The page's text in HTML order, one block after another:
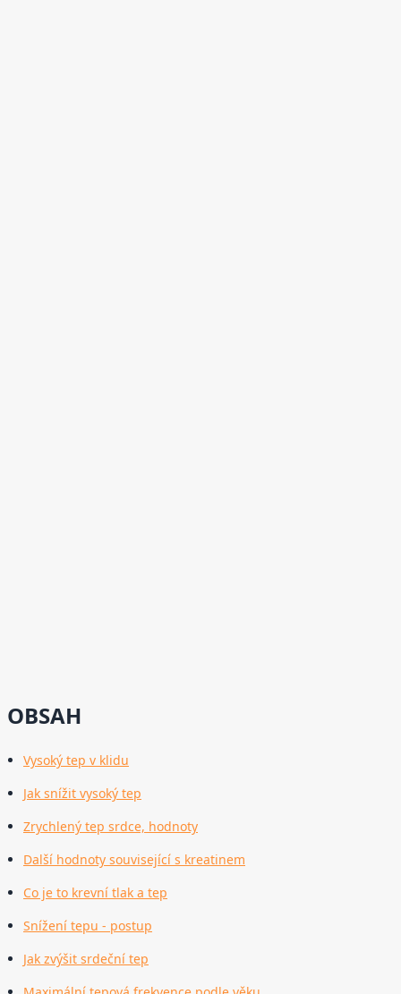
OBSAH
Vysoký tep v klidu
Jak snížit vysoký tep
Zrychlený tep srdce, hodnoty
Další hodnoty související s kreatinem
Co je to krevní tlak a tep
Snížení tepu - postup
Jak zvýšit srdeční tep